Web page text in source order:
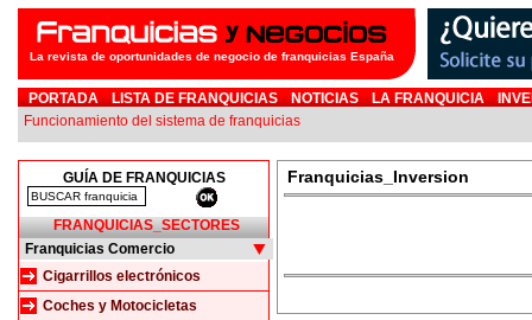
La revista de oportunidades de negocio de franquicias España
PORTADA LISTA DE FRANQUICIAS NOTICIAS LA FRANQUICIA
Funcionamiento del sistema de franquicias
GUÍA DE FRANQUICIAS
FRANQUICIAS_SECTORES
Franquicias Comercio
Cigarrillos electrónicos
Coches y Motocicletas
Franquicias_Inversion